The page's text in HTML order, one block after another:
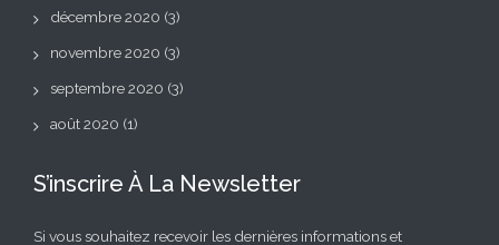
décembre 2020 (3)
novembre 2020 (3)
septembre 2020 (3)
août 2020 (1)
S’inscrire À La Newsletter
Si vous souhaitez recevoir les dernières informations et